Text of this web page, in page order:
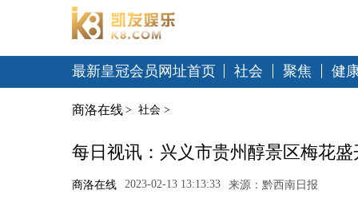
最新皇冠会员网址首页 社会 聚焦 健
商洛在线 > 社会 >
每日视讯：兴义市贵州醇景区梅花
商洛在线 2023-02-13 13:13:33 来源：黔西南日报